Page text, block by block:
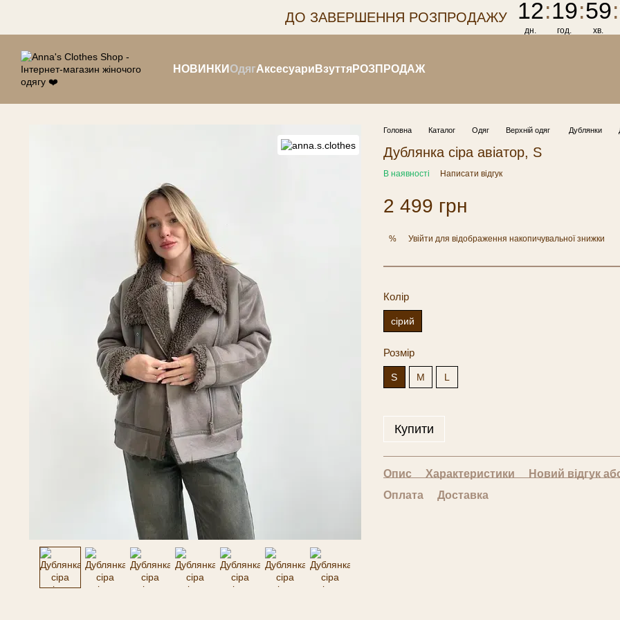
ДО ЗАВЕРШЕННЯ РОЗПРОДАЖУ 12:19:59:
дн. год. хв.
НОВИНКИ ОдягАксесуари ВзуттяРОЗПРОДАЖ
Головна Каталог Одяг Верхній одяг Дублянки
Дублянка сіра авіатор, S
В наявності Написати відгук
2 499 грн
% Увійти для відображення накопичувальної знижки
Колір
сірий
Розмір
S M L
Купити
Опис Характеристики
Новий відгук
Оплата
Доставка